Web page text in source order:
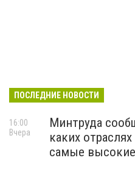
ПОСЛЕДНИЕ НОВОСТИ
Минтруда
каких
самые
16:00
Вчера